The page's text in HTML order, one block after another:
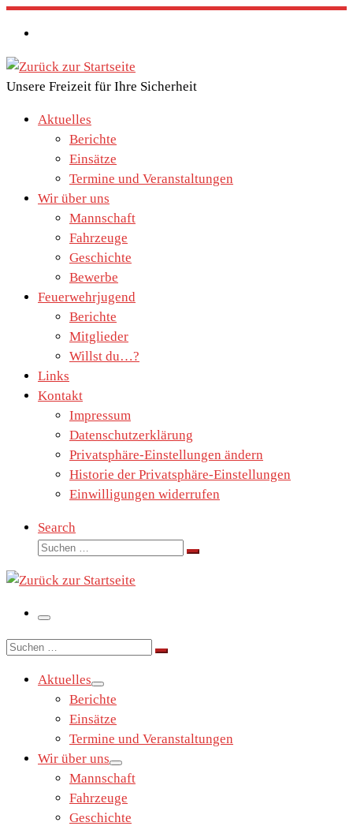
Zum
Inhalt
springen
Unsere Freizeit für Ihre Sicherheit
Aktuelles
Berichte
Einsätze
Termine und Veranstaltungen
Wir über uns
Mannschaft
Fahrzeuge
Geschichte
Bewerbe
Feuerwehrjugend
Berichte
Mitglieder
Willst du…?
Links
Kontakt
Impressum
Datenschutzerklärung
Privatsphäre-Einstellungen ändern
Historie der Privatsphäre-Einstellungen
Einwilligungen widerrufen
Search
Suche
Suchen …
Menü
Suche
Suchen …
Aktuelles
Berichte
Einsätze
Termine und Veranstaltungen
Wir über uns
Mannschaft
Fahrzeuge
Geschichte